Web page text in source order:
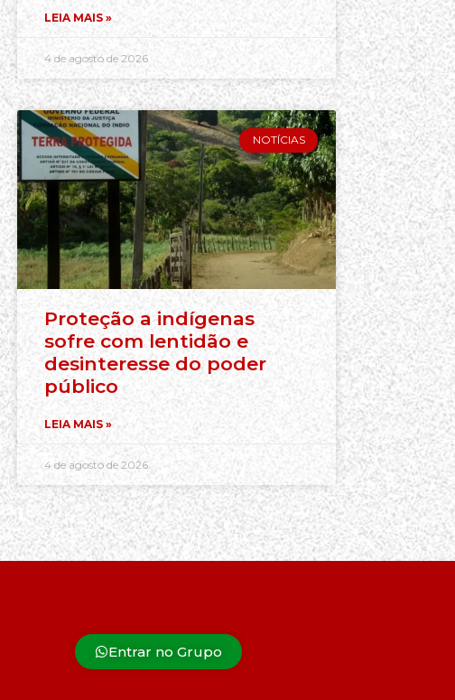
LEIA MAIS »
4 de agosto de 2026
NOTÍCIAS
Proteção a indígenas
sofre com lentidão e
desinteresse do poder
público
LEIA MAIS »
4 de agosto de 2026
Entrar no Grupo